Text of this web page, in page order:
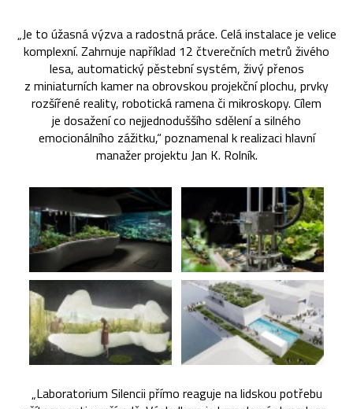
„Je to úžasná výzva a radostná práce. Celá instalace je velice
komplexní. Zahrnuje například 12 čtverečních metrů živého
lesa, automatický pěstební systém, živý přenos
z miniaturních kamer na obrovskou projekční plochu, prvky
rozšířené reality, robotická ramena či mikroskopy. Cílem
je dosažení co nejjednoduššího sdělení a silného
emocionálního zážitku,“ poznamenal k realizaci hlavní
manažer projektu Jan K. Rolník.
„Laboratorium Silencii přímo reaguje na lidskou potřebu